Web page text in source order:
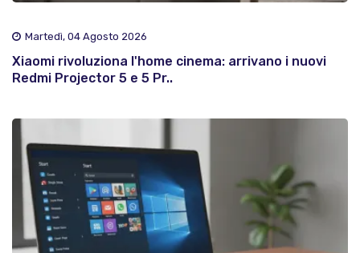
Martedì, 04 Agosto 2026
Xiaomi rivoluziona l'home cinema: arrivano i nuovi
Redmi Projector 5 e 5 Pr..